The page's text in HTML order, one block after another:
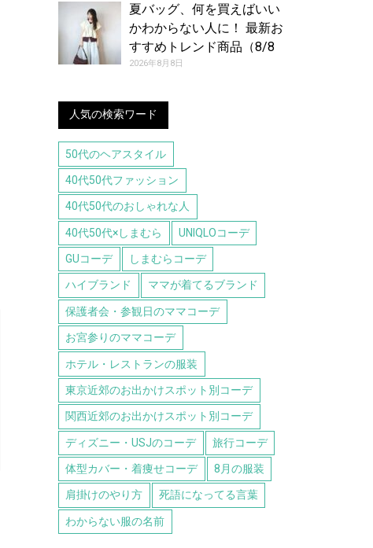
夏バッグ、何を買えばいい
かわからない人に！ 最新お
すすめトレンド商品（8/8
号）
2026年8月8日
人気の検索ワード
50代のヘアスタイル
40代50代ファッション
40代50代のおしゃれな人
40代50代×しまむら UNIQLOコーデ
GUコーデ しまむらコーデ
ハイブランド ママが着てるブランド
保護者会・参観日のママコーデ
お宮参りのママコーデ
ホテル・レストランの服装
東京近郊のお出かけスポット別コーデ
関西近郊のお出かけスポット別コーデ
ディズニー・USJのコーデ 旅行コーデ
体型カバー・着痩せコーデ 8月の服装
肩掛けのやり方 死語になってる言葉
わからない服の名前